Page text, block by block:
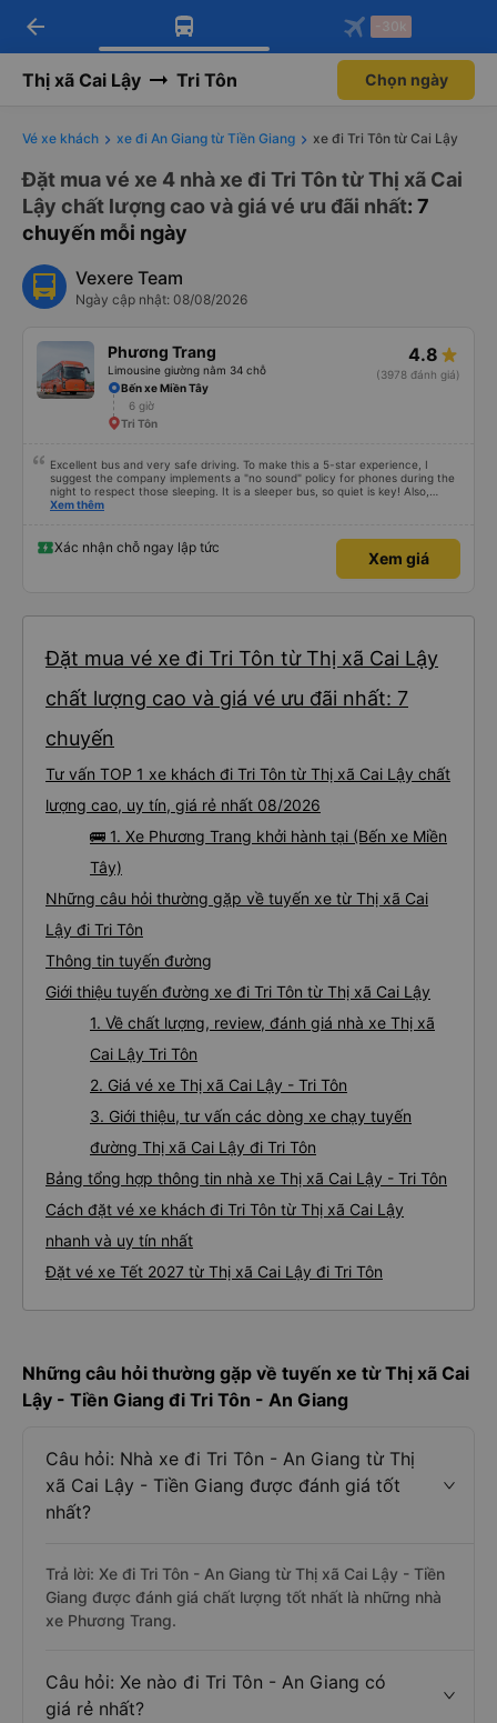
Tải app Vexere ngay!
Nhận ưu đãi thành viên độc
Mở app
Tải app Vexere
-30k/ghế khi đặt vé máy bay qua
Mở app
arrow_back -30k
Thị xã Cai Lậy Tri Tôn Chọn ngày
Vé xe khách xe đi An Giang từ Tiền Giang xe đi Tri Tôn từ Cai Lậy
Đặt mua vé xe 4 nhà xe đi Tri Tôn từ Thị xã Cai
Lậy chất lượng cao và giá vé ưu đãi nhất: 7
chuyến mỗi ngày
Vexere Team
Ngày cập nhật: 08/08/2026
Phương Trang
Limousine giường nằm 34 chỗ
4.8
(3978 đánh giá)
Bến xe Miền Tây
6 giờ
Tri Tôn
Excellent bus and very safe driving. To make this a 5-star experience, I
suggest the company implements a "no sound" policy for phones during the
night to respect those sleeping. It is a sleeper bus, so quiet is key! Also,
please display the Wi-Fi password clearly inside the cabin for convenience. I
quy định rõ ràng về việc giữ im lặng (tắt âm thanh điện thoại) vào ban đêm
để tránh làm phiền hành khách khác ngủ. Ngoài ra, nhà xe nên dán sẵn mật
khẩu Wi-Fi trong xe để hành khách dễ dàng sử dụng. Tôi vẫn sẽ tiếp tục ủng
Xem thêm
Xác nhận chỗ ngay lập tức
Xem giá
Đặt mua vé xe đi Tri Tôn từ Thị xã Cai Lậy
chất lượng cao và giá vé ưu đãi nhất: 7
chuyến
Tư vấn TOP 1 xe khách đi Tri Tôn từ Thị xã Cai Lậy chất
lượng cao, uy tín, giá rẻ nhất 08/2026
🚌 1. Xe Phương Trang khởi hành tại (Bến xe Miền
Tây)
Những câu hỏi thường gặp về tuyến xe từ Thị xã Cai
Lậy đi Tri Tôn
Thông tin tuyến đường
Giới thiệu tuyến đường xe đi Tri Tôn từ Thị xã Cai Lậy
1. Về chất lượng, review, đánh giá nhà xe Thị xã
Cai Lậy Tri Tôn
2. Giá vé xe Thị xã Cai Lậy - Tri Tôn
3. Giới thiệu, tư vấn các dòng xe chạy tuyến
đường Thị xã Cai Lậy đi Tri Tôn
Bảng tổng hợp thông tin nhà xe Thị xã Cai Lậy - Tri Tôn
Cách đặt vé xe khách đi Tri Tôn từ Thị xã Cai Lậy
nhanh và uy tín nhất
Đặt vé xe Tết 2027 từ Thị xã Cai Lậy đi Tri Tôn
Những câu hỏi thường gặp về tuyến xe từ Thị xã Cai
Lậy - Tiền Giang đi Tri Tôn - An Giang
Câu hỏi: Nhà xe đi Tri Tôn - An Giang từ Thị
xã Cai Lậy - Tiền Giang được đánh giá tốt
nhất?
Trả lời: Xe đi Tri Tôn - An Giang từ Thị xã Cai Lậy - Tiền
Giang được đánh giá chất lượng tốt nhất là những nhà
xe Phương Trang.
Câu hỏi: Xe nào đi Tri Tôn - An Giang có
giá rẻ nhất?